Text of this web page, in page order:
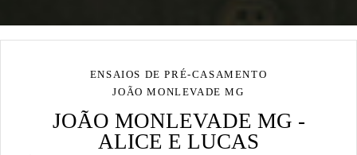
ENSAIOS DE PRÉ-CASAMENTO
JOÃO MONLEVADE MG
JOÃO MONLEVADE MG -
ALICE E LUCAS